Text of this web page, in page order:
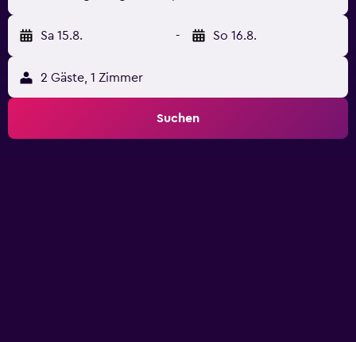
Sa 15.8. - So 16.8.
2 Gäste, 1 Zimmer
Suchen